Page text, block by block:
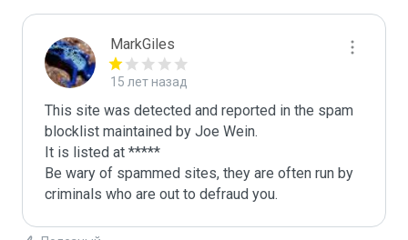
MarkGiles
15 лет назад
This site was detected and reported in the spam
blocklist maintained by Joe Wein.
It is listed at *****
Be wary of spammed sites, they are often run by
criminals who are out to defraud you.